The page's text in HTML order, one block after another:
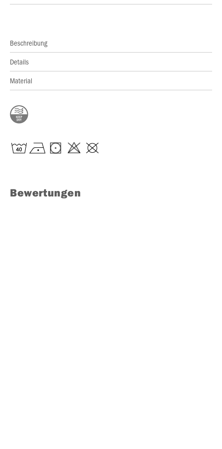
Beschreibung
Details
Material
Bewertungen